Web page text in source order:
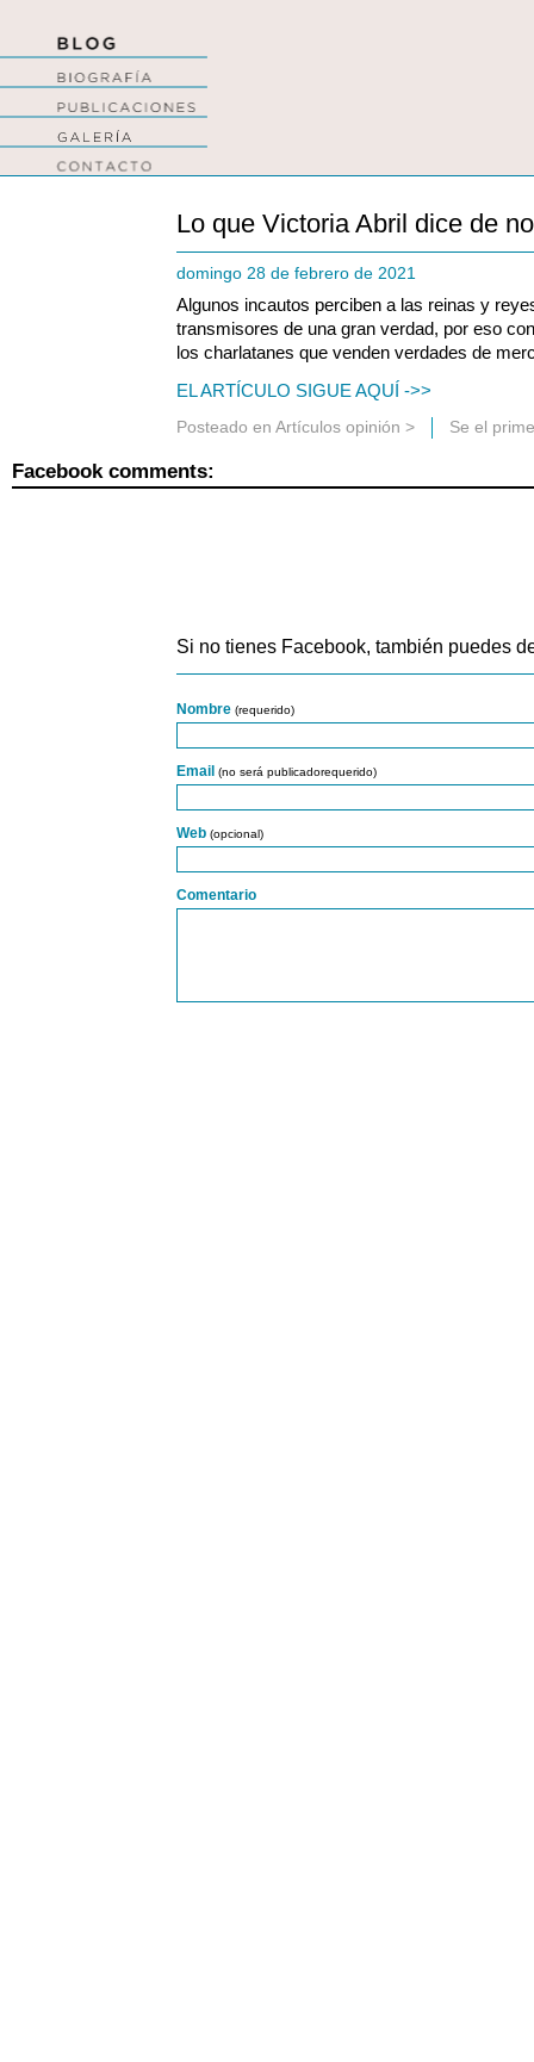
Lo que Victoria Abril dice de
domingo 28 de febrero de 2021
Algunos incautos perciben a las reinas y
transmisores de una gran verdad, por eso
los charlatanes que venden verdades de
EL ARTÍCULO SIGUE AQUÍ ->>
Posteado en Artículos opinión > Se el
Facebook comments:
Si no tienes Facebook, también puedes
Nombre (requerido)
Email (no será publicadorequerido)
Web (opcional)
Comentario